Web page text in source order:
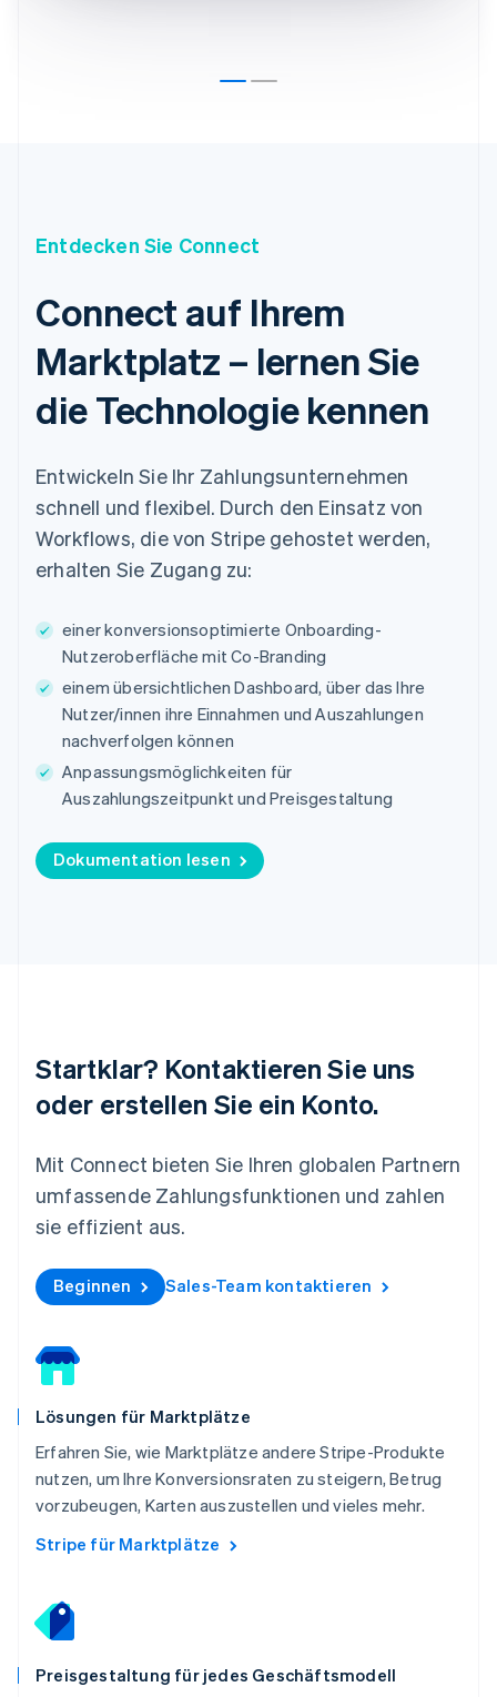
Entdecken Sie Connect
Connect auf Ihrem
Marktplatz – lernen Sie
die Technologie kennen
Entwickeln Sie Ihr Zahlungsunternehmen
schnell und flexibel. Durch den Einsatz von
Workflows, die von Stripe gehostet werden,
erhalten Sie Zugang zu:
einer konversionsoptimierte Onboarding-
Nutzeroberfläche mit Co-Branding
einem übersichtlichen Dashboard, über das Ihre
Nutzer/innen ihre Einnahmen und Auszahlungen
nachverfolgen können
Anpassungsmöglichkeiten für
Auszahlungszeitpunkt und Preisgestaltung
Dokumentation lesen
Startklar? Kontaktieren Sie uns
oder erstellen Sie ein Konto.
Mit Connect bieten Sie Ihren globalen Partnern
umfassende Zahlungsfunktionen und zahlen
sie effizient aus.
Beginnen Sales-Team kontaktieren
Lösungen für Marktplätze
Erfahren Sie, wie Marktplätze andere Stripe-Produkte
nutzen, um Ihre Konversionsraten zu steigern, Betrug
vorzubeugen, Karten auszustellen und vieles mehr.
Stripe für Marktplätze
Preisgestaltung für jedes Geschäftsmodell
Finnland
FrançaisEnglish
English
Griechenland
English
Irland
English
Italien
ItalianoEnglish
Japan
EnglishFrançais
Kroatien
Lettland
English
Liechtenstein
Deutsch
Litauen
English
Français DeutschEnglish
Malaysia
Niederlande
Nederlands English
Norwegen
DeutschEnglish
Polen
English
Portugal
Rumänien
English
Svenska
Singapur
Slowakei
English
Slowenien
English Italiano
Sonderverwaltungsregion Hongkong,
English
Thailand